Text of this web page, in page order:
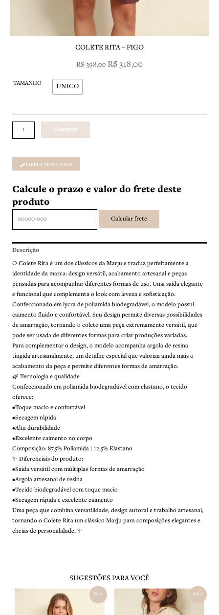
COLETE RITA – FIGO
R$398,00 preço
R$ 318,00preço
TAMANHO UNICO
RITA
quantidade
Comprar
TABELA DE MEDIDAS
Calcule o prazo e valor do frete deste
produto
Descrição
O Colete Rita é um dos clássicos da Marju e traduz perfeitamente a
identidade da marca: design versátil, acabamento artesanal e peças
pensadas para acompanhar diferentes formas de uso. Uma saída elegante
e funcional que complementa o look com leveza e sofisticação.
Confeccionado em lycra de poliamida biodegradável, o modelo possui
caimento fluido e confortável. Seu design permite diversas possibilidades
de amarração, tornando o colete uma peça extremamente versátil, que
pode ser usada de diferentes formas para criar produções variadas.
Para complementar o design, o modelo acompanha argola de resina
tingida artesanalmente, um detalhe especial que valoriza ainda mais o
acabamento da peça e permite diferentes formas de amarração.
🌿 Tecnologia e qualidade
Confeccionado em poliamida biodegradável com elastano, o tecido
oferece:
•Toque macio e confortável
•Secagem rápida
•Alta durabilidade
•Excelente caimento no corpo
Composição: 87,5% Poliamida | 12,5% Elastano
✨ Diferenciais do produto:
•Saída versátil com múltiplas formas de amarração
•Argola artesanal de resina
•Tecido biodegradável com toque macio
•Secagem rápida e excelente caimento
Uma peça que combina versatilidade, design autoral e trabalho artesanal,
tornando o Colete Rita um clássico Marju para composições elegantes e
cheias de personalidade. ✨
SUGESTÕES PARA VOCÊ
Sale!
preço
original
preço
atual
Sale!
O
preço
original
O
preço
atual